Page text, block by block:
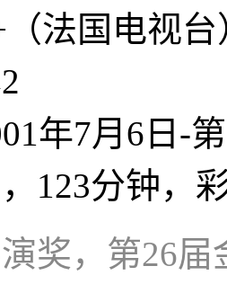
（法国电视
年7月6日-
123分钟，
奖，第26